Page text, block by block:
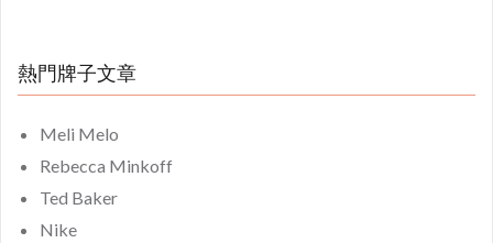
熱門牌子文章
Meli Melo
Rebecca Minkoff
Ted Baker
Nike